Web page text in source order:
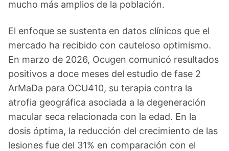
mucho más amplios de la población.
El enfoque se sustenta en datos clínicos que el
mercado ha recibido con cauteloso optimismo.
En marzo de 2026, Ocugen comunicó resultados
positivos a doce meses del estudio de fase 2
ArMaDa para OCU410, su terapia contra la
atrofia geográfica asociada a la degeneración
macular seca relacionada con la edad. En la
dosis óptima, la reducción del crecimiento de las
lesiones fue del 31% en comparación con el